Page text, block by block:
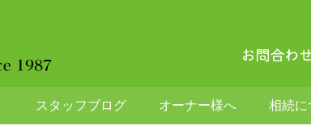
スタッフブログ オーナー様へ 相続に